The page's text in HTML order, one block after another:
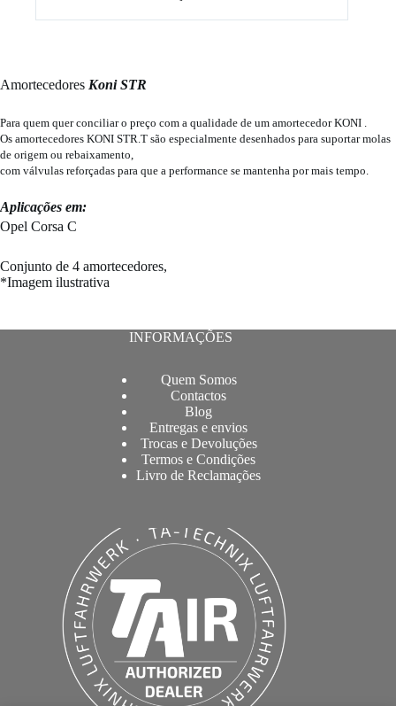
Amortecedores Koni STR
Para quem quer conciliar o preço com a qualidade de um amortecedor KONI .
Os amortecedores KONI STR.T são especialmente desenhados para suportar molas
de origem ou rebaixamento,
com válvulas reforçadas para que a performance se mantenha por mais tempo.
Aplicações em:
Opel Corsa C
Conjunto de 4 amortecedores,
*Imagem ilustrativa
INFORMAÇÕES
Quem Somos
Contactos
Blog
Entregas e envios
Trocas e Devoluções
Termos e Condições
Livro de Reclamações